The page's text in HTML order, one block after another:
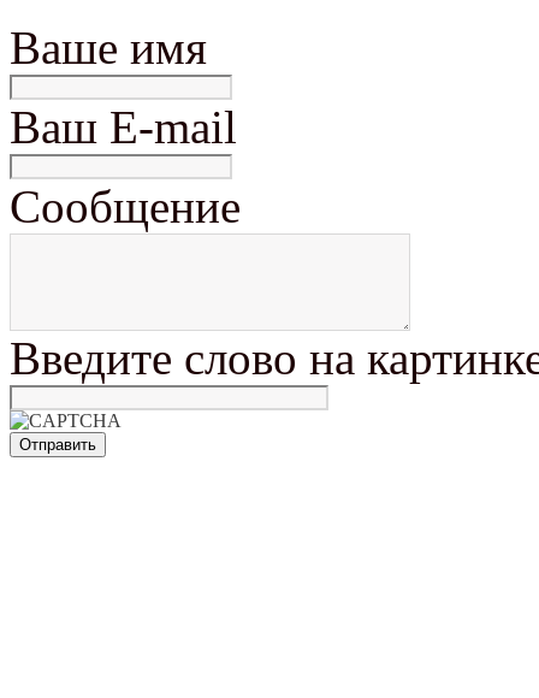
Ваше имя
Ваш E-mail
Сообщение
Введите слово на